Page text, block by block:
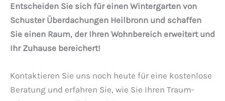
Entscheiden Sie sich für einen Wintergarten von
Schuster Überdachungen Heilbronn und schaffen
Sie einen Raum, der Ihren Wohnbereich erweitert und
Ihr Zuhause bereichert!
Kontaktieren Sie uns noch heute für eine kostenlose
Beratung und erfahren Sie, wie Sie Ihren Traum-